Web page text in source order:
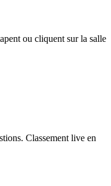
ou cliquent sur la salle
Classement live en